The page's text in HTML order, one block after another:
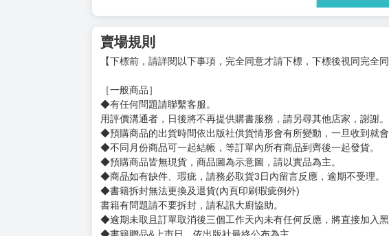
賣場規則
【下標前，請詳閱以下事項，完全同意才請下標，下標後視同完全同
［一般商品］